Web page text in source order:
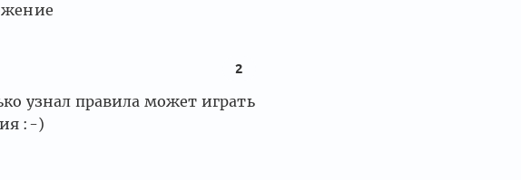
2
узнал правила может играть
:-)